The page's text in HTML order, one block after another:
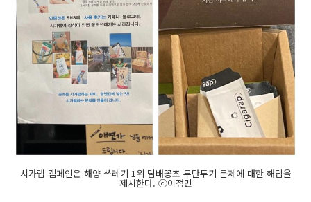
시가랩 캠페인은 해양 쓰레기 1위 담배꽁초 무단투기 문제에 대한 해답을
제시한다. ⓒ이정민